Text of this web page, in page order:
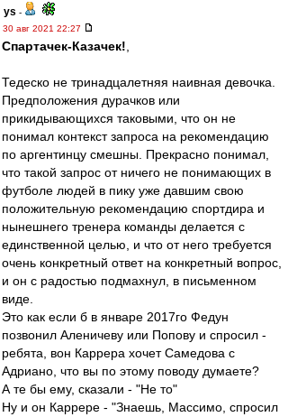
ys -
30 авг 2021 22:27
Спартачек-Казачек!
Тедеско не тринадцалетняя наивная девочка.
Предположения дурачков или
прикидывающихся таковыми, что он не
понимал контекст запроса на рекомендацию
по аргентинцу смешны. Прекрасно понимал,
что такой запрос от ничего не понимающих в
футболе людей в пику уже давшим свою
положительную рекомендацию спортдира и
нынешнего тренера команды делается с
единственной целью, и что от него требуется
очень конкретный ответ на конкретный вопрос,
и он с радостью подмахнул, в письменном
виде.
Это как если б в январе 2017го Федун
позвонил Аленичеву или Попову и спросил -
ребята, вон Каррера хочет Самедова с
Адриано, что вы по этому поводу думаете?
А те бы ему, сказали - "Не то"
Ну и он Каррере - "Знаешь, Массимо, спросил